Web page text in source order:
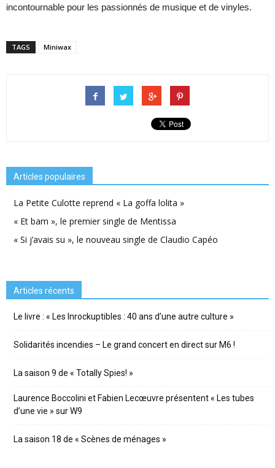
incontournable pour les passionnés de musique et de vinyles.
TAGS Miniwax
Articles populaires
La Petite Culotte reprend « La goffa lolita »
« Et bam », le premier single de Mentissa
« Si j’avais su », le nouveau single de Claudio Capéo
Articles récents
Le livre : « Les Inrockuptibles : 40 ans d’une autre culture »
Solidarités incendies – Le grand concert en direct sur M6 !
La saison 9 de « Totally Spies! »
Laurence Boccolini et Fabien Lecœuvre présentent « Les tubes
d’une vie » sur W9
La saison 18 de « Scènes de ménages »